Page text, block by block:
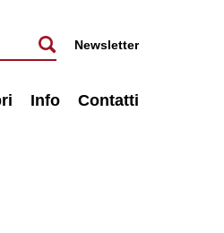
Newsletter
Info Contatti